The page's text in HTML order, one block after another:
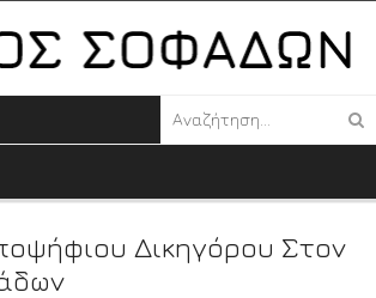
Δικηγόρου Στον